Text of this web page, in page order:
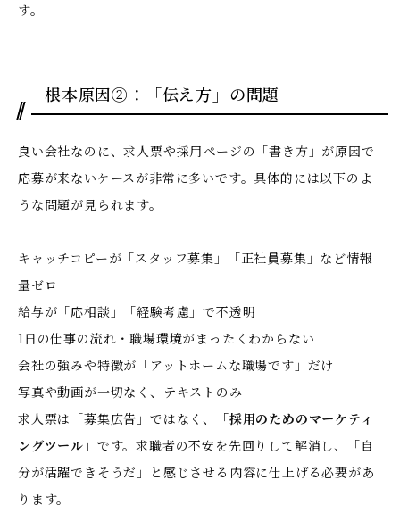
す。
根本原因②：「伝え方」の問題
良い会社なのに、求人票や採用ページの「書き方」が原因で
応募が来ないケースが非常に多いです。具体的には以下のよ
うな問題が見られます。
キャッチコピーが「スタッフ募集」「正社員募集」など情報
量ゼロ
給与が「応相談」「経験考慮」で不透明
1日の仕事の流れ・職場環境がまったくわからない
会社の強みや特徴が「アットホームな職場です」だけ
写真や動画が一切なく、テキストのみ
求人票は「募集広告」ではなく、
「採用のためのマーケティ
ングツール」 です。求職者の不安を先回りして解消し、「自
分が活躍できそうだ」と感じさせる内容に仕上げる必要があ
ります。